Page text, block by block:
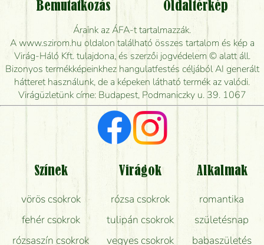
Meddig rendelhetek virágküldést úgy, hogy még ma
kiszállítsák?
Mennyire gyorsan tudják elkészíteni a csokrot, és
mikor tudják leghamarabb kiszállítani?
Vörös rózsát keresek, van önöknél?
Milyen visszajelzést kapok a virágküldésről?
Tényleg azt kapom, ami a képen van?
Mit kell tudni a virágcsokrok szállításáról?
Hogy marad a lehető legtovább friss a csokor?
Tudok adventi koszorút vásárolni boltban?
Bemutatkozás
Oldaltérkép
Áraink az ÁFA-t tartalmazzák.
A www.szirom.hu oldalon található összes tartalom és kép a
Virág-Háló Kft. tulajdona, és szerzői jogvédelem © alatt áll.
Bizonyos termékképeinkhez hangulatfestés céljából AI generált
hátteret használunk, de a képeken látható termék az valódi.
Virágüzletünk címe: Budapest, Podmaniczky u. 39. 1067
Színek
vörös csokrok
fehér csokrok
rózsaszín csokrok
Virágok
rózsa csokrok
tulipán csokrok
vegyes csokrok
Alkalmak
romantika
születésnap
babaszületés